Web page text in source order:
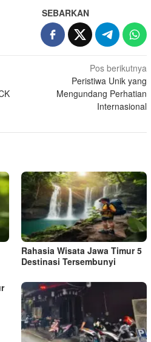
SEBARKAN
Pos berikutnya
Peristiwa Unik yang
Mengundang Perhatian
Internasional
Rahasia Wisata Jawa Timur 5
Destinasi Tersembunyi